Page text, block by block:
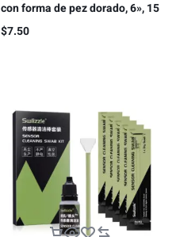
con forma de pez dorado, 6», 15
cm
$7.50